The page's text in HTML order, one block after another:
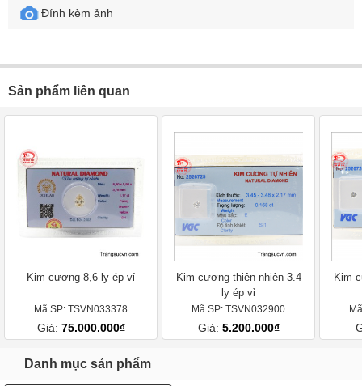
Đính kèm ảnh
Sản phẩm liên quan
Kim cương 8,6 ly ép vỉ
Mã SP: TSVN033378
Giá: 75.000.000₫
Kim cương thiên nhiên 3.4
ly ép vỉ
Mã SP: TSVN032900
Giá: 5.200.000₫
Kim
Danh mục sản phẩm